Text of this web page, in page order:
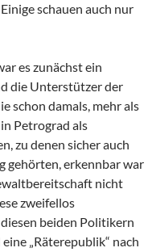
schauen auch nur
es zunächst ein
die Unterstützer der
schon damals, mehr als
Petrograd als
zu denen sicher auch
gehörten, erkennbar war
nicht
zweifellos
beiden Politikern
„Räterepublik“ nach